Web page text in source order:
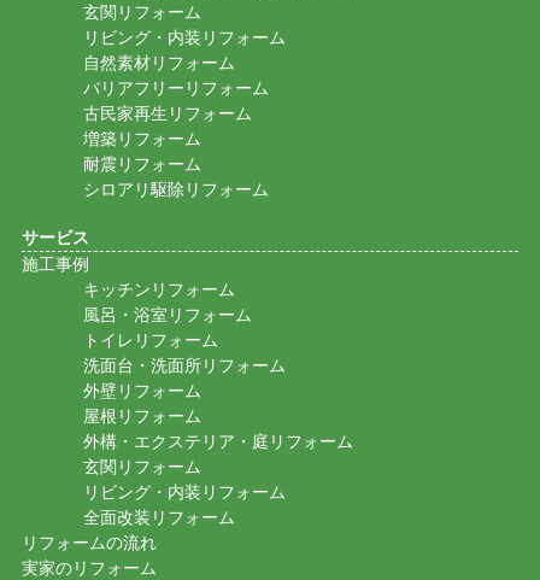
玄関リフォーム
リビング・内装リフォーム
自然素材リフォーム
バリアフリーリフォーム
古民家再生リフォーム
増築リフォーム
耐震リフォーム
シロアリ駆除リフォーム
サービス
施工事例
キッチンリフォーム
風呂・浴室リフォーム
トイレリフォーム
洗面台・洗面所リフォーム
外壁リフォーム
屋根リフォーム
外構・エクステリア・庭リフォーム
玄関リフォーム
リビング・内装リフォーム
全面改装リフォーム
リフォームの流れ
実家のリフォーム